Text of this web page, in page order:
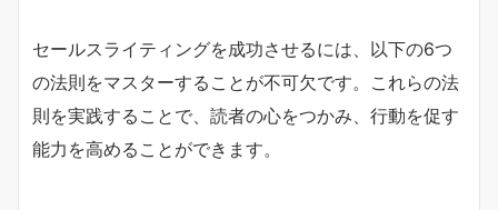
セールスライティングを成功させるには、以下の6つ
の法則をマスターすることが不可欠です。これらの法
則を実践することで、読者の心をつかみ、行動を促す
能力を高めることができます。